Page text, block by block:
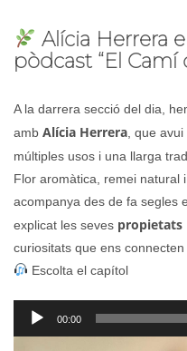
Alícia Herrera
pòdcast “El Camí
A la darrera secció del dia,
amb Alícia Herrera , que
múltiples usos i una llarga
Flor aromàtica, remei natural
acompanya des de fa segles
explicat les seves propietats
curiositats que ens connecten
Escolta el capítol
Reproductor
d'àudio
00:00